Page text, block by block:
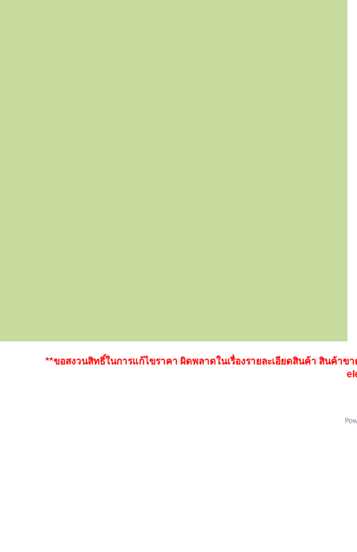
**ขอสงวนสิทธิ์ในการแก้ไขราคา ผิดพลาดในเรื่องรายละเอียดสินค้า สินค้า